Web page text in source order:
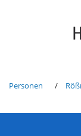
Personen